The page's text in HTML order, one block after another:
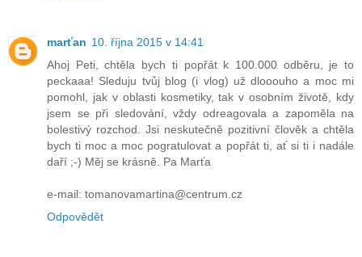
marťan 10. října 2015 v 14:41
Ahoj Peti, chtěla bych ti popřát k 100.000 odběru, je to
peckaaa! Sleduju tvůj blog (i vlog) už dlooouho a moc mi
pomohl, jak v oblasti kosmetiky, tak v osobním životě, kdy
jsem se při sledování, vždy odreagovala a zapoměla na
bolestivý rozchod. Jsi neskutečně pozitivní člověk a chtěla
bych ti moc a moc pogratulovat a popřát ti, ať si ti i nadále
daří ;-) Měj se krásně. Pa Marťa
e-mail: tomanovamartina@centrum.cz
Odpovědět